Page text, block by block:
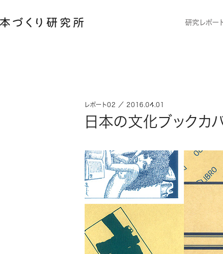
研究レポー
レポート02 ／ 2016.04.01
日本の文化ブックカ